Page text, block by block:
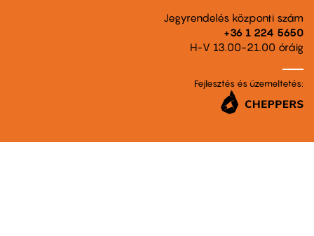
Jegyrendelés központi szám
+36 1 224 5650
H-V 13.00-21.00 óráig
Fejlesztés és üzemeltetés: